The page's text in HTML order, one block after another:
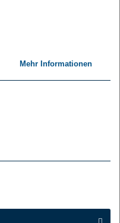
Mehr Informationen